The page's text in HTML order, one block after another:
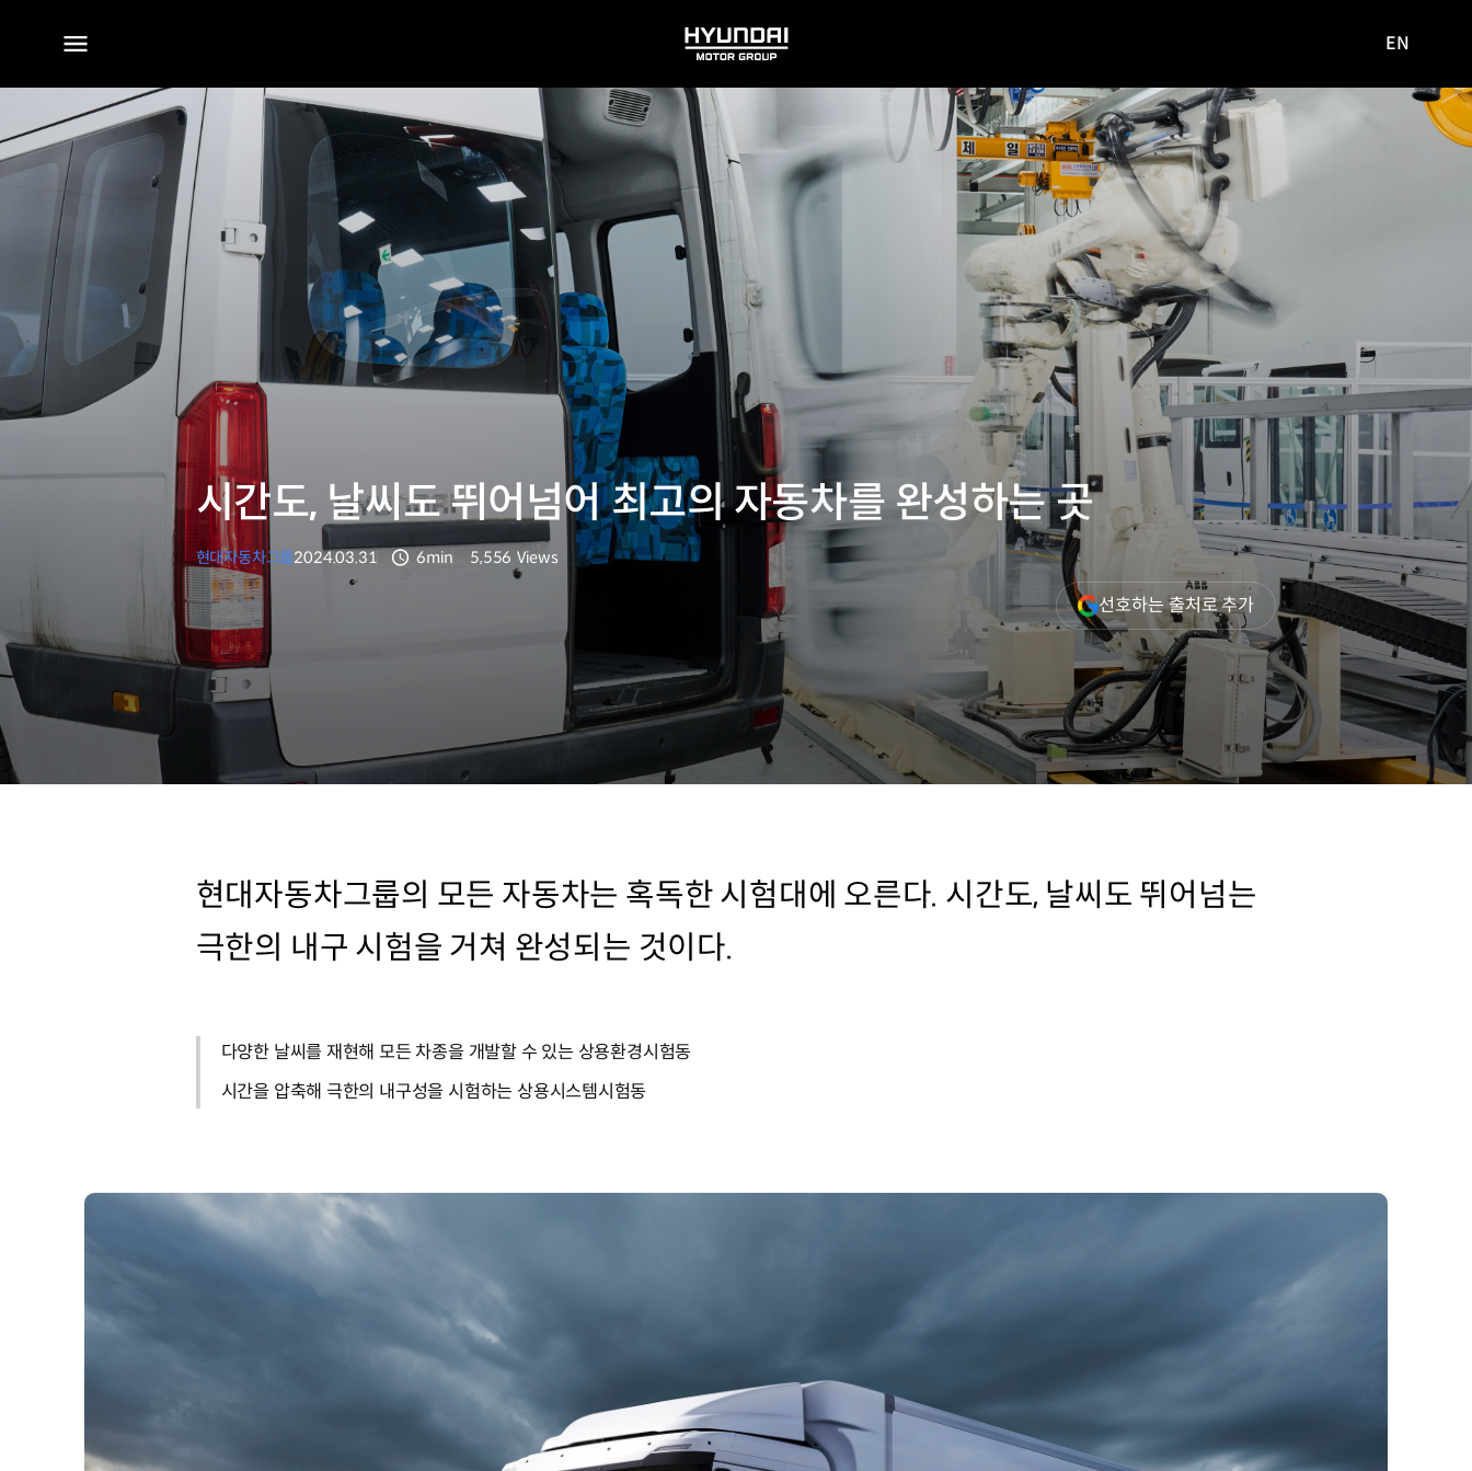
전체
메뉴
HYUNDAI
MOTOR
GROUP
사이트로
EN
시간도, 날씨도 뛰어넘어 최고의 자동차를 완성하는 곳
현대자동차그룹2024.03.31 6min 5,556 Views
선호하는 출처로 추가(새
창
열림)
현대자동차그룹의 모든 자동차는 혹독한 시험대에 오른다. 시간도, 날씨도 뛰어넘는
극한의 내구 시험을 거쳐 완성되는 것이다.
다양한 날씨를 재현해 모든 차종을 개발할 수 있는 상용환경시험동
시간을 압축해 극한의 내구성을 시험하는 상용시스템시험동